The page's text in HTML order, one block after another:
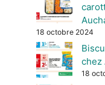
18 octobre 2024
chez
18